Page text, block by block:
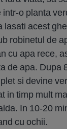
intr-o planta
lasati acest
robinetul de
cu apa rece,
de apa. Dupa
si devine
in timp mult
In 10-20
cu ochii.